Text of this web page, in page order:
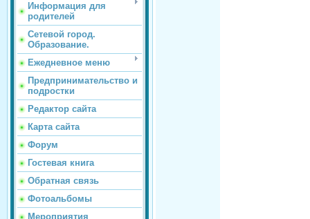
Информация для
родителей
Сетевой город.
Образование.
Ежедневное меню
Предпринимательство и
подростки
Редактор сайта
Карта сайта
Форум
Гостевая книга
Обратная связь
Фотоальбомы
Мероприятия